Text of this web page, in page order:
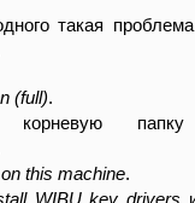
такая
(full).
корневую
this machine.
WIBU key drivers